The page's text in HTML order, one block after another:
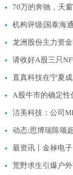
70万的奔驰，天
机构评级|国泰海
龙洲股份主力资
请收好A股三只
直真科技在宁夏
洁美科技：公司